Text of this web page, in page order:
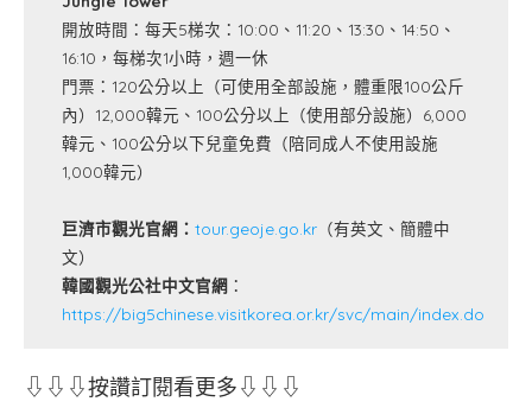
開放時間：每天5梯次：10:00、11:20、13:30、14:50、
16:10，每梯次1小時，週一休
門票：120公分以上（可使用全部設施，體重限100公斤
內）12,000韓元、100公分以上（使用部分設施）6,000
韓元、100公分以下兒童免費（陪同成人不使用設施
1,000韓元）
巨濟市觀光官網：tour.geoje.go.kr （有英文、簡體中
文）
韓國觀光公社中文官網 ：
https://big5chinese.visitkorea.or.kr/svc/main/index.do
⇩⇩⇩按讚訂閱看更多⇩⇩⇩